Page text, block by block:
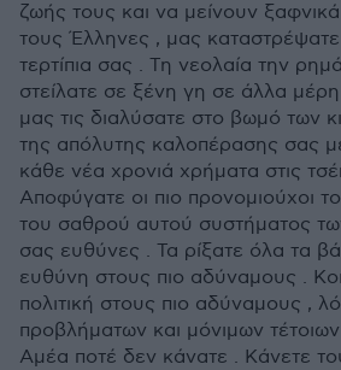
ζωής τους και να μείνουν
τους Έλληνες , μας
τερτίπια σας . Τη νεολαία την
στείλατε σε ξένη γη σε άλλα μέρη
μας τις διαλύσατε στο βωμό των
της απόλυτης καλοπέρασης σας
κάθε νέα χρονιά χρήματα στις
Αποφύγατε οι πιο προνομιούχοι
του σαθρού αυτού συστήματος
σας ευθύνες . Τα ρίξατε όλα τα
ευθύνη στους πιο αδύναμους .
πολιτική στους πιο αδύναμους ,
προβλήματων και μόνιμων
Αμέα ποτέ δεν κάνατε . Κάνετε